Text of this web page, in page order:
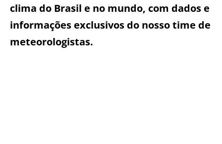
clima do Brasil e no mundo, com dados e
informações exclusivos do nosso time de
meteorologistas.